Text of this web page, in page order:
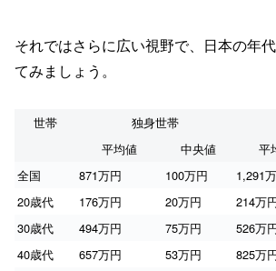
それではさらに広い視野で、日本の年
てみましょう。
世帯 独身世帯
平均値
中央値 平
全国
871万円 100万円 1,291
20歳代
176万円 20万円 214万
30歳代
494万円 75万円 526万
40歳代
657万円 53万円 825万